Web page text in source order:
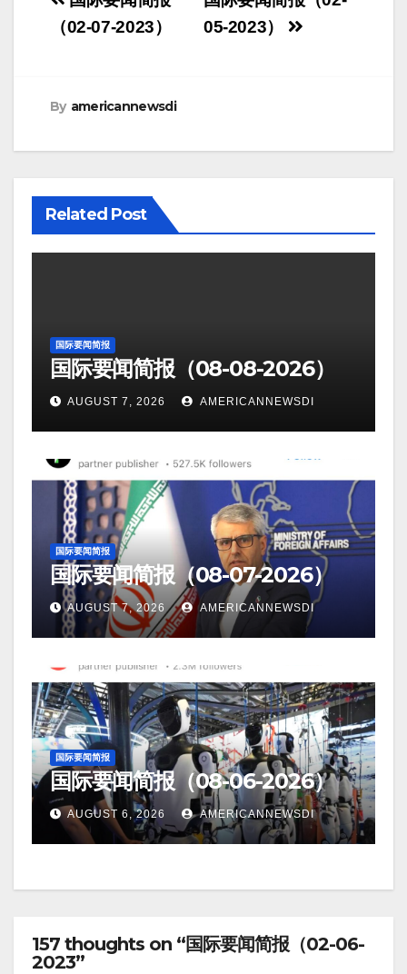
navigation
05-2023）
（02-07-2023）
By americannewsdi
Related Post
国际要闻简报
国际要闻简报（08-08-2026）
AUGUST 7, 2026 AMERICANNEWSDI
国际要闻简报
国际要闻简报（08-07-2026）
AUGUST 7, 2026 AMERICANNEWSDI
国际要闻简报
国际要闻简报（08-06-2026）
AUGUST 6, 2026 AMERICANNEWSDI
157 thoughts on “国际要闻简报（02-06-
2023”